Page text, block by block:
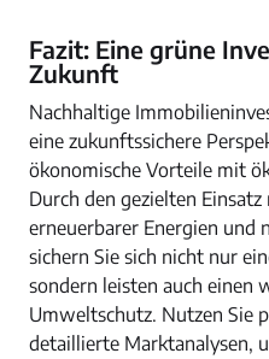
Fazit: Eine grüne
Zukunft
Nachhaltige
eine zukunftssichere
ökonomische Vorteile mit
Durch den gezielten
erneuerbarer Energien und
sichern Sie sich nicht nur
sondern leisten auch einen
Umweltschutz. Nutzen Sie
detaillierte Marktanalysen,